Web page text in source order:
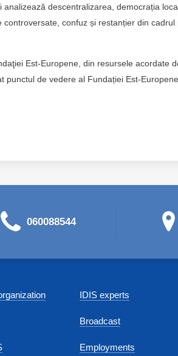
descentralizarea, democrația
confuz și restanțier din
Est-Europene, din resursele acordate
de vedere al Fundației Est-
060088544
IDIS experts
Broadcast
Employments